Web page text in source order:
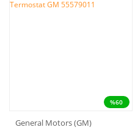
%60
General Motors (GM)